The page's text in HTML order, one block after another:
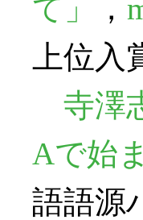
て」 ，
上位入
寺澤
Aで始
語語源